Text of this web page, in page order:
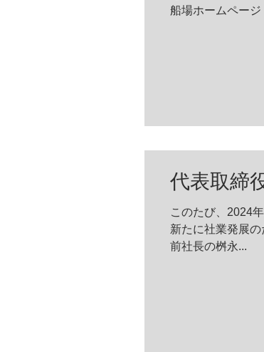
船場ホームペー
代表取締
このたび、2024
新たに社業発展
前社長の桝永...